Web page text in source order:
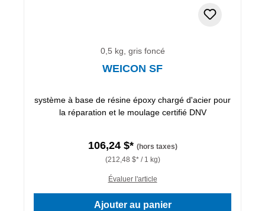
0,5 kg, gris foncé
WEICON SF
système à base de résine époxy chargé d'acier pour
la réparation et le moulage certifié DNV
106,24 $* (hors taxes)
(212,48 $* / 1 kg)
Évaluer l'article
Ajouter au panier